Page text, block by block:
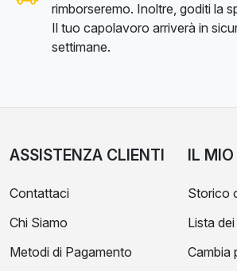
rimborseremo. Inoltre, goditi la
Il tuo capolavoro arriverà in
settimane.
ASSISTENZA CLIENTI
Contattaci
Chi Siamo
Metodi di Pagamento
IL
Storico
Lista
Cambia